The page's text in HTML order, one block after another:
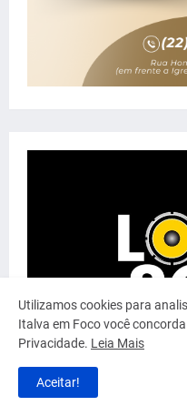
Utilizamos cookies para
Italva em Foco você
Privacidade. Leia Mais
Aceitar!